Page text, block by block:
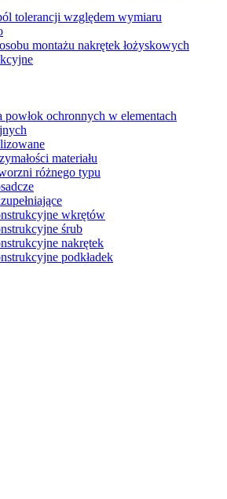
tolerancji względem wymiaru
montażu nakrętek łożyskowych
powłok ochronnych w elementach
materiału
różnego typu
wkrętów
śrub
nakrętek
podkładek